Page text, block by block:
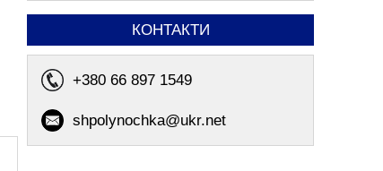
КОНТАКТИ
+380 66 897 1549
shpolynochka@ukr.net